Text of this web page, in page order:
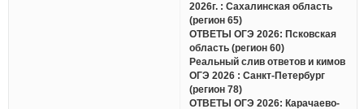
2026г. : Сахалинская область
(регион 65)
ОТВЕТЫ ОГЭ 2026: Псковская
область (регион 60)
Реальный слив ответов и кимов
ОГЭ 2026 : Санкт-Петербург
(регион 78)
ОТВЕТЫ ОГЭ 2026: Карачаево-